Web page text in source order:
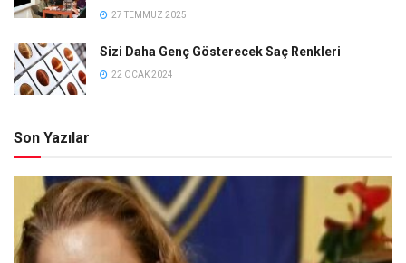
27 TEMMUZ 2025
Sizi Daha Genç Gösterecek Saç Renkleri
22 OCAK 2024
Son Yazılar